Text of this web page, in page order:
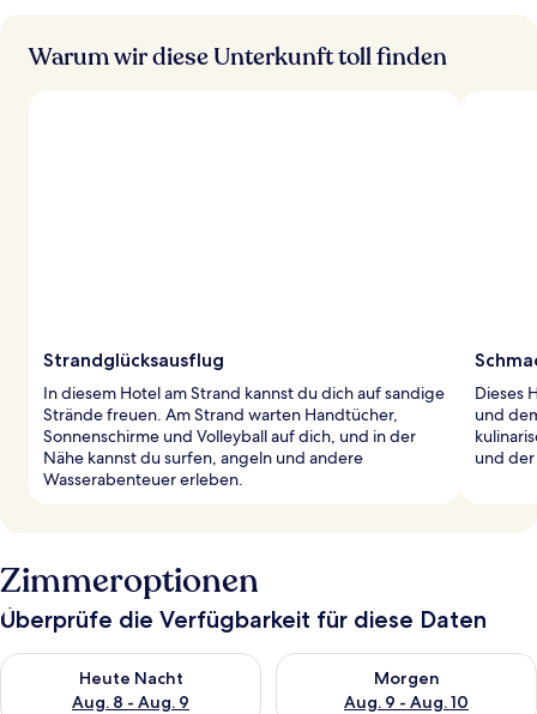
Warum wir diese Unterkunft toll finden
Strandglücksausflug
In diesem Hotel am Strand kannst du dich auf sandige
Strände freuen. Am Strand warten Handtücher,
Sonnenschirme und Volleyball auf dich, und in der
Nähe kannst du surfen, angeln und andere
Wasserabenteuer erleben.
Dieses
und
und
Zimmeroptionen
Überprüfe die Verfügbarkeit für diese Daten
Heute Nacht
Aug. 8 - Aug. 9
Überprüfe die Verfügbarkeit für heute Nacht, Aug. 8 - Aug. 9.
Morgen
Aug. 9 - Aug. 10
Überprüfe die Verfügbarkeit